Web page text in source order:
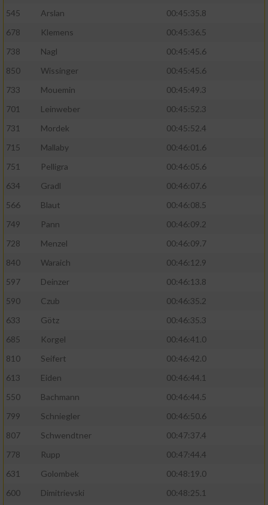
545
Arslan
00:45:35.8
678
Klemens
00:45:36.5
738
Nagl
00:45:45.6
850
Wissinger
00:45:45.6
733
Mouemin
00:45:49.3
701
Leinweber
00:45:52.3
731
Mordek
00:45:52.4
715
Mallaby
00:46:01.6
751
Pelligra
00:46:05.6
634
Gradl
00:46:07.6
566
Blaut
00:46:08.5
749
Pann
00:46:09.2
728
Menzel
00:46:09.7
840
Waraich
00:46:12.9
597
Deinzer
00:46:13.8
590
Czub
00:46:35.2
633
Götz
00:46:35.3
685
Korgel
00:46:41.0
810
Seifert
00:46:42.0
613
Eiden
00:46:44.1
550
Bachmann
00:46:44.5
799
Schniegler
00:46:50.6
807
Schwendtner
00:47:37.4
778
Rupp
00:47:44.4
631
Golombek
00:48:19.0
600
Dimitrievski
00:48:25.1